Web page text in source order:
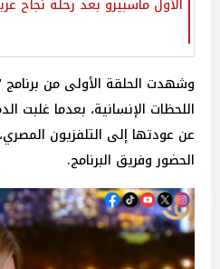
الأول ماسبيرو بعد رحلة نجاح
وشهدت الحلقة الأولى من
اللحظات الإنسانية، بعدما غلبت
عن عودتها إلى التلفزيون
الحضور وفريق البرنامج.